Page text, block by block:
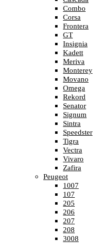
Combo
Corsa
Frontera
GT
Insignia
Kadett
Meriva
Monterey
Movano
Omega
Rekord
Senator
Signum
Sintra
Speedster
Tigra
Vectra
Vivaro
Zafira
Peugeot
1007
107
205
206
207
208
3008